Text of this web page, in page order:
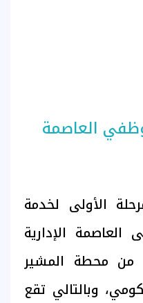
العاصمة
الأولى لخدمة
الإدارية
فقط من محطة المشير
وبالتالي تقع